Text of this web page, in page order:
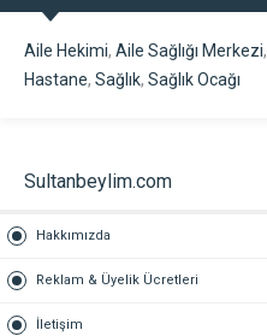
Aile Hekimi, Aile Sağlığı Merkezi,
Hastane, Sağlık, Sağlık Ocağı
Sultanbeylim.com
Hakkımızda
Reklam & Üyelik Ücretleri
İletişim